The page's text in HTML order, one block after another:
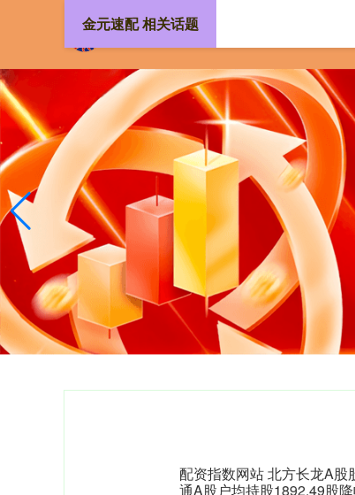
金元速配 相关话题
配资指数网站 北方长龙A
通A股户均持股1892.49股